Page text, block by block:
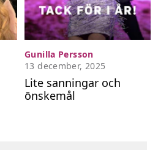
tipspengar utgå!
Google nyheter
Lite sanningar och
ōnskemål
Gunilla Persson
13 december, 2025